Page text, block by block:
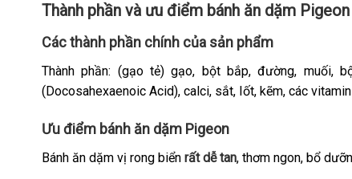
Thành phần và ưu điểm bánh ăn dặm
Các thành phần chính của sản phẩm
Thành phần: (gạo tẻ) gạo, bột bắp, đường, muối,
(Docosahexaenoic Acid), calci, sắt, Iốt, kẽm, các
Ưu điểm bánh ăn dặm Pigeon
Bánh ăn dặm vị rong biển rất dễ tan, thơm ngon, bổ